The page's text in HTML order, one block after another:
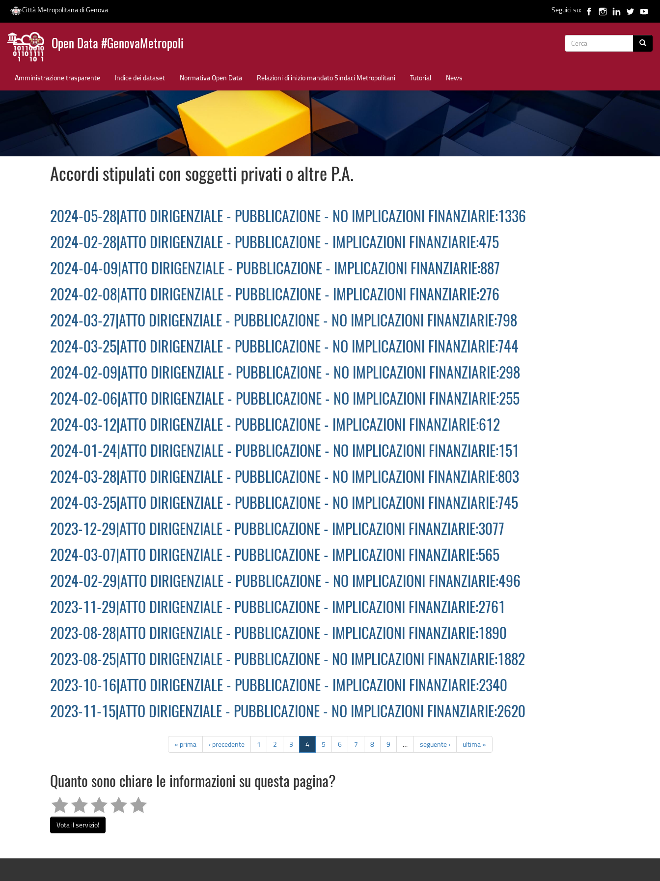
Salta
contenuto
Città Metropolitana di Genova Seguici su:
Open Data #GenovaMetropoli
Form
Amministrazione trasparente Indice dei dataset Normativa Open Data Relazioni di inizio mandato Sindaci Metropolitani Tutorial News
News
Accordi stipulati con soggetti privati o altre P.A.
2024-05-28|ATTO DIRIGENZIALE - PUBBLICAZIONE - NO IMPLICAZIONI FINANZIARIE:1336
2024-02-28|ATTO DIRIGENZIALE - PUBBLICAZIONE - IMPLICAZIONI FINANZIARIE:475
2024-04-09|ATTO DIRIGENZIALE - PUBBLICAZIONE - IMPLICAZIONI FINANZIARIE:887
2024-02-08|ATTO DIRIGENZIALE - PUBBLICAZIONE - IMPLICAZIONI FINANZIARIE:276
2024-03-27|ATTO DIRIGENZIALE - PUBBLICAZIONE - NO IMPLICAZIONI FINANZIARIE:798
2024-03-25|ATTO DIRIGENZIALE - PUBBLICAZIONE - NO IMPLICAZIONI FINANZIARIE:744
2024-02-09|ATTO DIRIGENZIALE - PUBBLICAZIONE - NO IMPLICAZIONI FINANZIARIE:298
2024-02-06|ATTO DIRIGENZIALE - PUBBLICAZIONE - NO IMPLICAZIONI FINANZIARIE:255
2024-03-12|ATTO DIRIGENZIALE - PUBBLICAZIONE - IMPLICAZIONI FINANZIARIE:612
2024-01-24|ATTO DIRIGENZIALE - PUBBLICAZIONE - NO IMPLICAZIONI FINANZIARIE:151
2024-03-28|ATTO DIRIGENZIALE - PUBBLICAZIONE - NO IMPLICAZIONI FINANZIARIE:803
2024-03-25|ATTO DIRIGENZIALE - PUBBLICAZIONE - NO IMPLICAZIONI FINANZIARIE:745
2023-12-29|ATTO DIRIGENZIALE - PUBBLICAZIONE - IMPLICAZIONI FINANZIARIE:3077
2024-03-07|ATTO DIRIGENZIALE - PUBBLICAZIONE - IMPLICAZIONI FINANZIARIE:565
2024-02-29|ATTO DIRIGENZIALE - PUBBLICAZIONE - NO IMPLICAZIONI FINANZIARIE:496
2023-11-29|ATTO DIRIGENZIALE - PUBBLICAZIONE - IMPLICAZIONI FINANZIARIE:2761
2023-08-28|ATTO DIRIGENZIALE - PUBBLICAZIONE - IMPLICAZIONI FINANZIARIE:1890
2023-08-25|ATTO DIRIGENZIALE - PUBBLICAZIONE - NO IMPLICAZIONI FINANZIARIE:1882
2023-10-16|ATTO DIRIGENZIALE - PUBBLICAZIONE - IMPLICAZIONI FINANZIARIE:2340
2023-11-15|ATTO DIRIGENZIALE - PUBBLICAZIONE - NO IMPLICAZIONI FINANZIARIE:2620
« prima ‹ precedente 1 2 3 4 5 6 7 8 9 … seguente › ultima »
Quanto sono chiare le informazioni su questa pagina?
Vota il servizio!